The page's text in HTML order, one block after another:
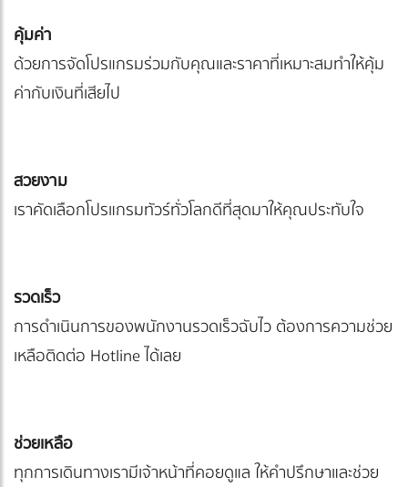
คุ้มค่า
ด้วยการจัดโปรแกรมร่วมกับคุณและราคาที่เหมาะสมทำให้คุ้ม
ค่ากับเงินที่เสียไป
สวยงาม
เราคัดเลือกโปรแกรมทัวร์ทั่วโลกดีที่สุดมาให้คุณประทับใจ
รวดเร็ว
การดำเนินการของพนักงานรวดเร็วฉับไว ต้องการความช่วย
เหลือติดต่อ Hotline ได้เลย
ช่วยเหลือ
ทุกการเดินทางเรามีเจ้าหน้าที่คอยดูแล ให้คำปรึกษาและช่วย